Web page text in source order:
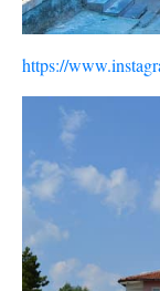
https://